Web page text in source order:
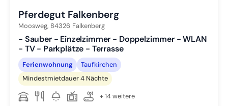
Pferdegut Falkenberg
Moosweg, 84326 Falkenberg
- Sauber - Einzelzimmer - Doppelzimmer - WLAN
- TV - Parkplätze - Terrasse
Ferienwohnung
Taufkirchen
Mindestmietdauer 4 Nächte
+ 14 weitere